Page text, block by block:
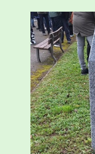
ingurumen-